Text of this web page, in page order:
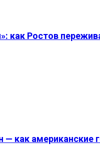
как Ростов
— как американские